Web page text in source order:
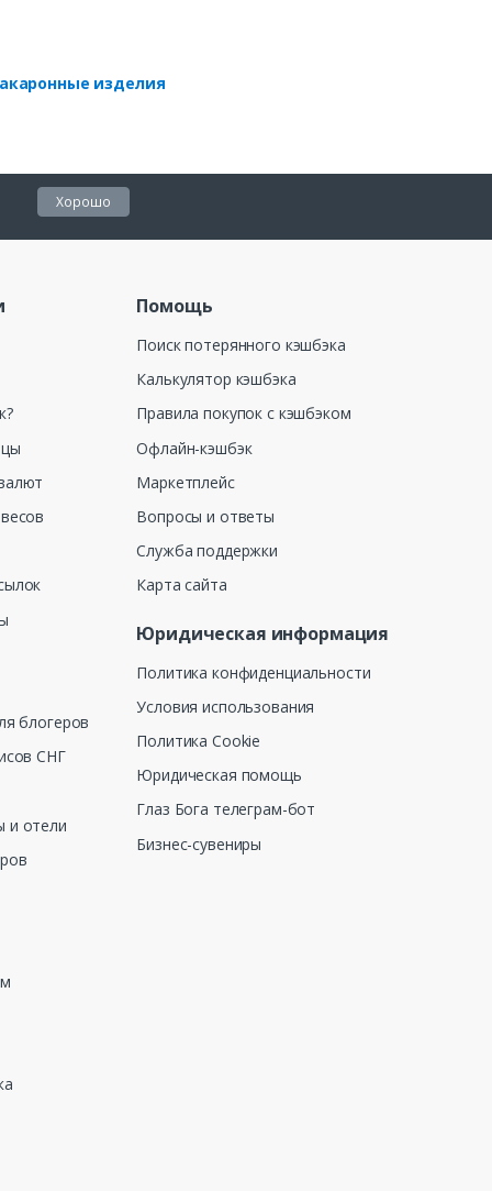
изделия
Хорошо
блогеров
СНГ
и отели
Помощь
Поиск потерянного кэшбэка
Калькулятор кэшбэка
Правила покупок с кэшбэком
Офлайн-кэшбэк
Маркетплейс
Вопросы и ответы
Служба поддержки
Карта сайта
Юридическая информация
Политика конфиденциальности
Условия использования
Политика Cookie
Юридическая помощь
Глаз Бога телеграм-бот
Бизнес-сувениры